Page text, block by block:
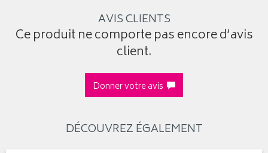
AVIS CLIENTS
Ce produit ne comporte pas encore d’avis
client.
Donner votre avis
DÉCOUVREZ ÉGALEMENT